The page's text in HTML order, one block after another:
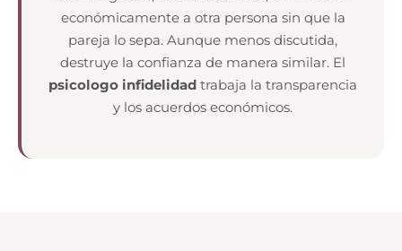
económicamente a otra persona sin que la
pareja lo sepa. Aunque menos discutida,
destruye la confianza de manera similar. El
psicologo infidelidad trabaja la transparencia
y los acuerdos económicos.